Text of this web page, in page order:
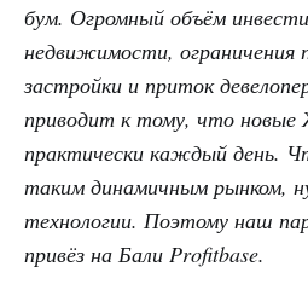
бум. Огромный объём
недвижимости,
застройки и приток
приводит к тому, что
практически каждый день.
таким динамичным рынком,
технологии. Поэтому наш
привёз на Бали Profitbase.